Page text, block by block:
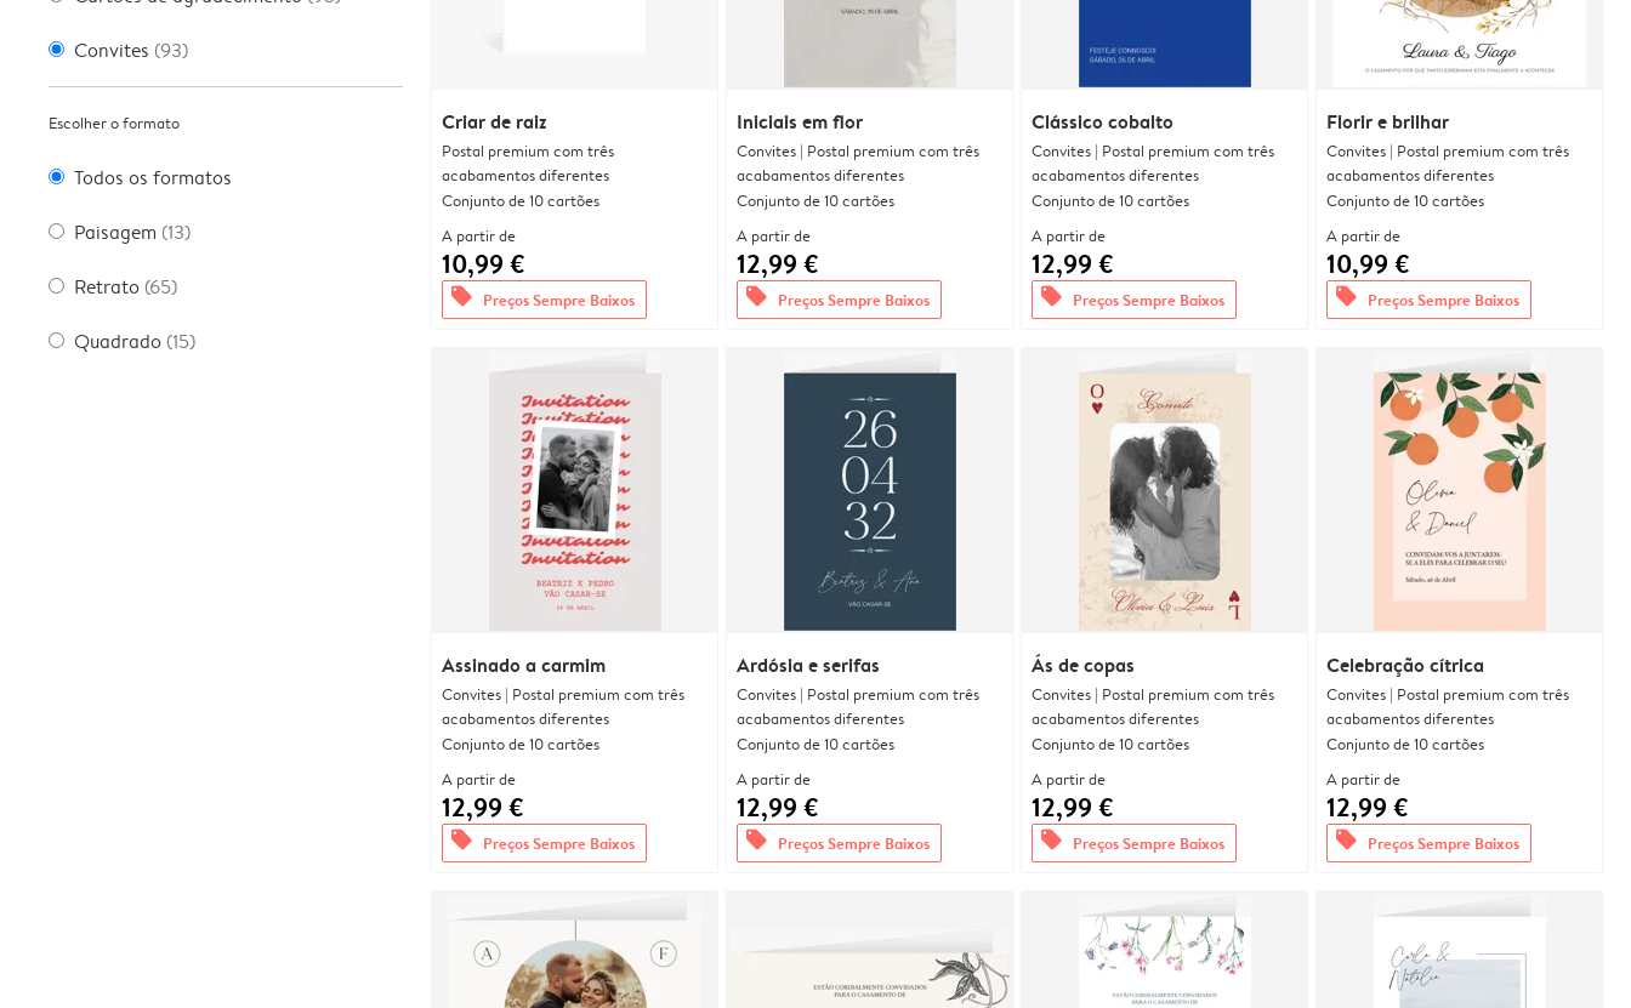
Convites (93)
Escolher o formato
Todos os formatos
Paisagem (13)
Retrato (65)
Quadrado (15)
Criar de raiz
Postal premium com três
acabamentos diferentes
Conjunto de 10 cartões
A partir de
10,99 €
offers Preços Sempre Baixos
Iniciais em flor
Convites | Postal premium com três
acabamentos diferentes
Conjunto de 10 cartões
A partir de
12,99 €
offers Preços Sempre Baixos
Clássico cobalto
Convites | Postal premium com três
acabamentos diferentes
Conjunto de 10 cartões
A partir de
12,99 €
offers Preços Sempre Baixos
Florir e brilhar
Convites | Postal premium com três
acabamentos diferentes
Conjunto de 10 cartões
A partir de
10,99 €
offers Preços Sempre Baixos
Assinado a carmim
Convites | Postal premium com três
acabamentos diferentes
Conjunto de 10 cartões
A partir de
12,99 €
offers Preços Sempre Baixos
Ardósia e serifas
Convites | Postal premium com três
acabamentos diferentes
Conjunto de 10 cartões
A partir de
12,99 €
offers Preços Sempre Baixos
Ás de copas
Convites | Postal premium com três
acabamentos diferentes
Conjunto de 10 cartões
A partir de
12,99 €
offers Preços Sempre Baixos
Celebração cítrica
Convites | Postal premium com três
acabamentos diferentes
Conjunto de 10 cartões
A partir de
12,99 €
offers Preços Sempre Baixos